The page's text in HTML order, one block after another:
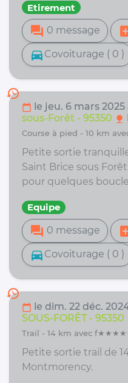
Etirement
forum 0 message
directions_car Covoiturage ( 0 )
history
calendar_today le jeu. 6 mars 2025
sous-Forêt - 95350 nature
course à pied - 10 km
Petite sortie
Saint Brice sous
pour quelques
Equipe
forum 0 message
directions_car Covoiturage ( 0 )
history
calendar_today le dim. 22 déc.
SOUS-FORÊT - 95350
trail - 14 km avec
Petite sortie trail de
Montmorency.